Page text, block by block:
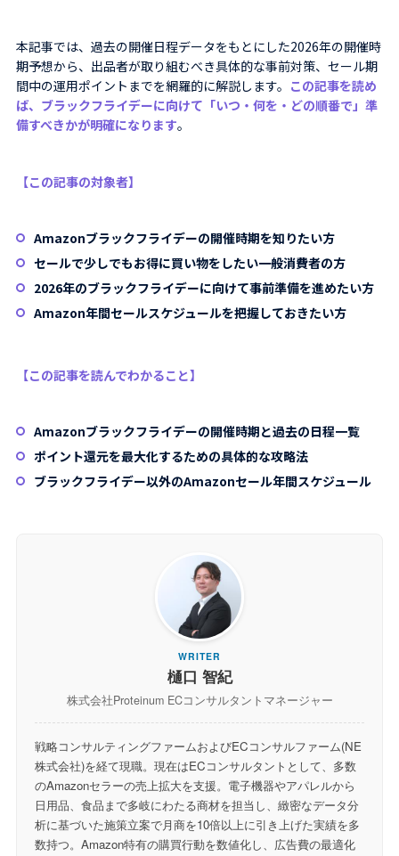
本記事では、過去の開催日程データをもとにした2026年の開催時
期予想から、出品者が取り組むべき具体的な事前対策、セール期
間中の運用ポイントまでを網羅的に解説します。 この記事を読め
ば、ブラックフライデーに向けて「いつ・何を・どの順番で」準
備すべきかが明確になります。
【この記事の対象者】
Amazonブラックフライデーの開催時期を知りたい方
セールで少しでもお得に買い物をしたい一般消費者の方
2026年のブラックフライデーに向けて事前準備を進めたい方
Amazon年間セールスケジュールを把握しておきたい方
【この記事を読んでわかること】
Amazonブラックフライデーの開催時期と過去の日程一覧
ポイント還元を最大化するための具体的な攻略法
ブラックフライデー以外のAmazonセール年間スケジュール
WRITER
樋口 智紀
株式会社Proteinum ECコンサルタントマネージャー
戦略コンサルティングファームおよびECコンサルファーム(NE
株式会社)を経て現職。現在はECコンサルタントとして、多数
のAmazonセラーの売上拡大を支援。電子機器やアパレルから
日用品、食品まで多岐にわたる商材を担当し、緻密なデータ分
析に基づいた施策立案で月商を10倍以上に引き上げた実績を多
数持つ。Amazon特有の購買行動を数値化し、広告費の最適化